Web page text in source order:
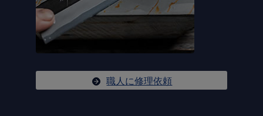
職人に修理依頼